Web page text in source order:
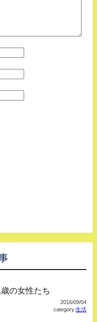
の女性たち
2016/09/04
category:生活